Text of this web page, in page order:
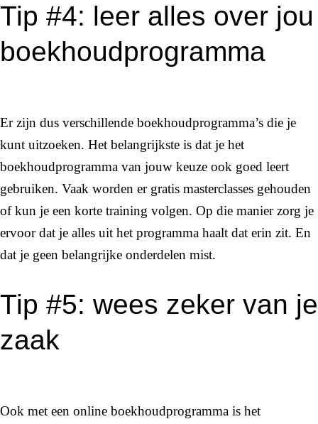
Tip #4: leer alles over jou
boekhoudprogramma
Er zijn dus verschillende boekhoudprogramma’s die je
kunt uitzoeken. Het belangrijkste is dat je het
boekhoudprogramma van jouw keuze ook goed leert
gebruiken. Vaak worden er gratis masterclasses gehouden
of kun je een korte training volgen. Op die manier zorg je
ervoor dat je alles uit het programma haalt dat erin zit. En
dat je geen belangrijke onderdelen mist.
Tip #5: wees zeker van je
zaak
Ook met een online boekhoudprogramma is het